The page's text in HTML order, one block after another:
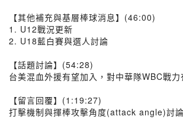
【其他補充與基層棒球消息】(46:00)
1. U12戰況更新
2. U18藍白賽與選人討論
【話題討論】(54:28)
台美混血外援有望加入，對中華隊WBC戰力
【留言回覆】(1:19:27)
打擊機制與揮棒攻擊角度(attack angle)討論